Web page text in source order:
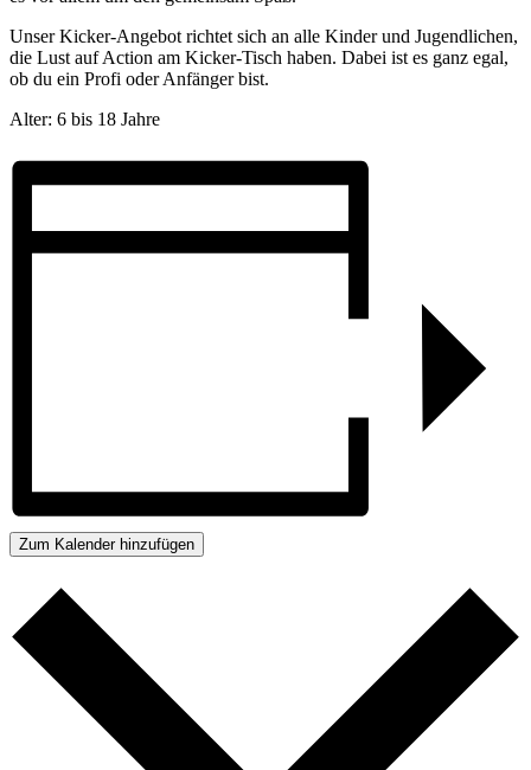
Unser Kicker-Angebot richtet sich an alle Kinder und Jugendlichen,
die Lust auf Action am Kicker-Tisch haben. Dabei ist es ganz egal,
ob du ein Profi oder Anfänger bist.
Alter: 6 bis 18 Jahre
Zum Kalender hinzufügen